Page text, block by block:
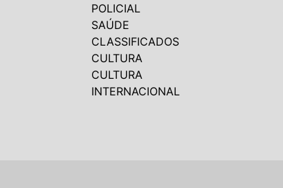
POLICIAL
SAÚDE
CLASSIFICADOS
CULTURA
CULTURA
INTERNACIONAL